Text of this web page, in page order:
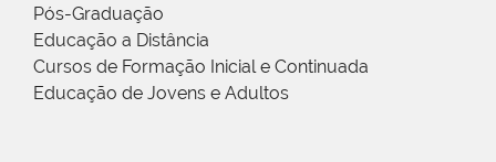
Pós-Graduação
Educação a Distância
Cursos de Formação Inicial e Continuada
Educação de Jovens e Adultos